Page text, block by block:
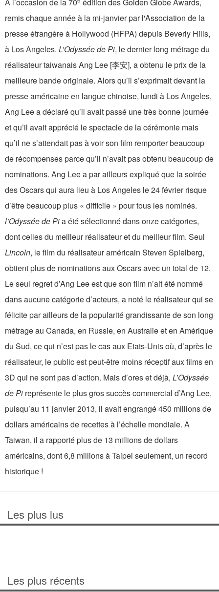
A l’occasion de la 70 édition des Golden Globe Awards,
remis chaque année à la mi-janvier par l'Association de la
presse étrangère à Hollywood (HFPA) depuis Beverly Hills,
à Los Angeles. L’Odyssée de Pi, le dernier long métrage du
réalisateur taiwanais Ang Lee [李安], a obtenu le prix de la
meilleure bande originale. Alors qu’il s’exprimait devant la
presse américaine en langue chinoise, lundi à Los Angeles,
Ang Lee a déclaré qu’il avait passé une très bonne journée
et qu’il avait apprécié le spectacle de la cérémonie mais
qu’il ne s’attendait pas à voir son film remporter beaucoup
de récompenses parce qu’il n’avait pas obtenu beaucoup de
nominations. Ang Lee a par ailleurs expliqué que la soirée
des Oscars qui aura lieu à Los Angeles le 24 février risque
d’être beaucoup plus « difficile » pour tous les nominés.
l’Odyssée de Pia été sélectionné dans onze catégories,
dont celles du meilleur réalisateur et du meilleur film. Seul
Lincoln, le film du réalisateur américain Steven Spielberg,
obtient plus de nominations aux Oscars avec un total de 12.
Le seul regret d’Ang Lee est que son film n’ait été nommé
dans aucune catégorie d’acteurs, a noté le réalisateur qui se
félicite par ailleurs de la popularité grandissante de son long
métrage au Canada, en Russie, en Australie et en Amérique
du Sud, ce qui n’est pas le cas aux Etats-Unis où, d’après le
réalisateur, le public est peut-être moins réceptif aux films en
3D qui ne sont pas d’action. Mais d’ores et déjà, L’Odyssée
de Pi représente le plus gros succès commercial d’Ang Lee,
puisqu’au 11 janvier 2013, il avait engrangé 450 millions de
dollars américains de recettes à l’échelle mondiale. A
Taiwan, il a rapporté plus de 13 millions de dollars
américains, dont 6,8 millions à Taipei seulement, un record
historique !
Les plus lus
Les plus récents